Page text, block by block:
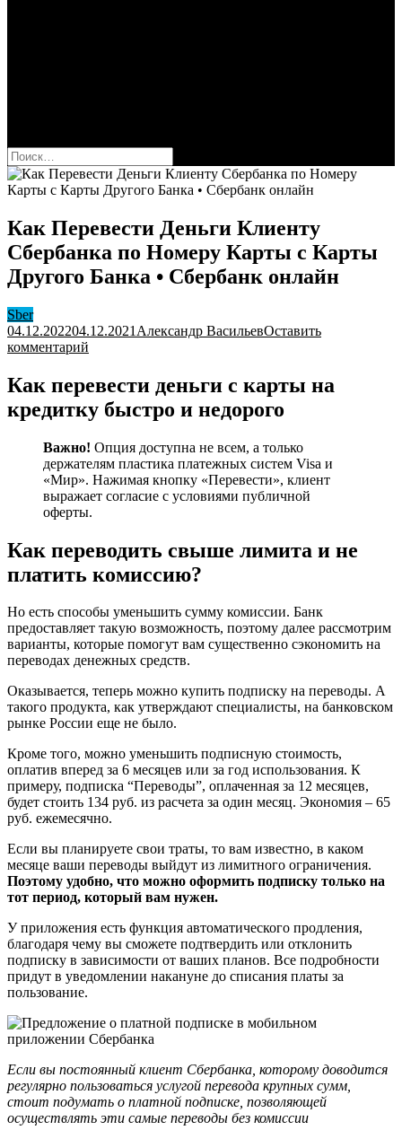
Найти:
Как Перевести Деньги Клиенту
Сбербанка по Номеру Карты с Карты
Другого Банка • Сбербанк онлайн
Sber
04.12.202204.12.2021 Александр ВасильевОставить
комментарий
Деньги
Клиенту
по
Номеру
Карты
с
Карты
•
Сбербанк
Как перевести деньги с карты на
кредитку быстро и недорого
Важно! Опция доступна не всем, а только
держателям пластика платежных систем Visa и
«Мир». Нажимая кнопку «Перевести», клиент
выражает согласие с условиями публичной
оферты.
Как переводить свыше лимита и не
платить комиссию?
Но есть способы уменьшить сумму комиссии. Банк
предоставляет такую возможность, поэтому далее рассмотрим
варианты, которые помогут вам существенно сэкономить на
переводах денежных средств.
Оказывается, теперь можно купить подписку на переводы. А
такого продукта, как утверждают специалисты, на банковском
рынке России еще не было.
Кроме того, можно уменьшить подписную стоимость,
оплатив вперед за 6 месяцев или за год использования. К
примеру, подписка “Переводы”, оплаченная за 12 месяцев,
будет стоить 134 руб. из расчета за один месяц. Экономия – 65
руб. ежемесячно.
Если вы планируете свои траты, то вам известно, в каком
месяце ваши переводы выйдут из лимитного ограничения.
Поэтому удобно, что можно оформить подписку только на
тот период, который вам нужен.
У приложения есть функция автоматического продления,
благодаря чему вы сможете подтвердить или отклонить
подписку в зависимости от ваших планов. Все подробности
придут в уведомлении накануне до списания платы за
пользование.
Если вы постоянный клиент Сбербанка, которому доводится
регулярно пользоваться услугой перевода крупных сумм,
стоит подумать о платной подписке, позволяющей
осуществлять эти самые переводы без комиссии